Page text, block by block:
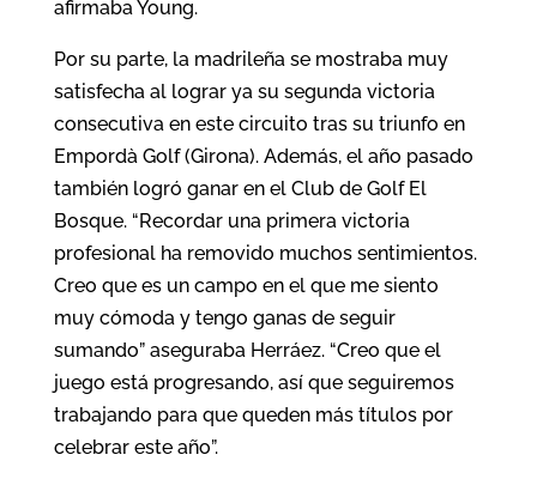
afirmaba Young.
Por su parte, la madrileña se mostraba muy
satisfecha al lograr ya su segunda victoria
consecutiva en este circuito tras su triunfo en
Empordà Golf (Girona). Además, el año pasado
también logró ganar en el Club de Golf El
Bosque. “Recordar una primera victoria
profesional ha removido muchos sentimientos.
Creo que es un campo en el que me siento
muy cómoda y tengo ganas de seguir
sumando” aseguraba Herráez. “Creo que el
juego está progresando, así que seguiremos
trabajando para que queden más títulos por
celebrar este año”.